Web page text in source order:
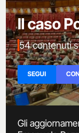
Il caso
54 contenuti
SEGUI
Gli